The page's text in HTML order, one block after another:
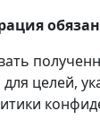
целей,